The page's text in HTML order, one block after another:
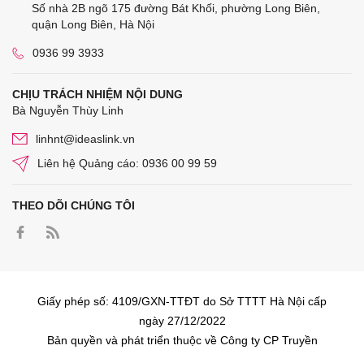
Số nhà 2B ngõ 175 đường Bát Khối, phường Long Biên,
quận Long Biên, Hà Nội
0936 99 3933
CHỊU TRÁCH NHIỆM NỘI DUNG
Bà Nguyễn Thùy Linh
linhnt@ideaslink.vn
Liên hệ Quảng cáo: 0936 00 99 59
THEO DÕI CHÚNG TÔI
Giấy phép số: 4109/GXN-TTĐT do Sở TTTT Hà Nội cấp
ngày 27/12/2022
Bản quyền và phát triển thuộc về Công ty CP Truyền